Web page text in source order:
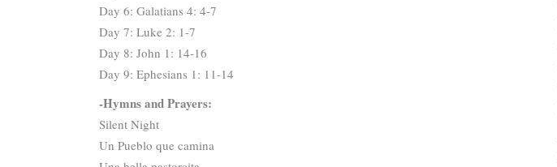
Day 6: Galatians 4: 4-7
Day 7: Luke 2: 1-7
Day 8: John 1: 14-16
Day 9: Ephesians 1: 11-14
-Hymns and Prayers:
Silent Night
Un Pueblo que camina